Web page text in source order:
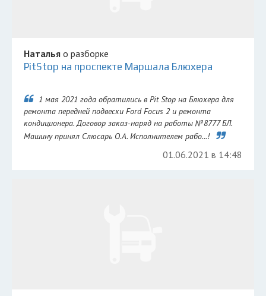
Наталья о разборке
PitStop на проспекте Маршала Блюхера
1 мая 2021 года обратились в Pit Stop на Блюхера для
ремонта передней подвески Ford Focus 2 и ремонта
кондиционера. Договор заказ-наряд на работы №8777 БЛ.
Машину принял Слюсарь О.А. Исполнителем рабо...!
01.06.2021 в 14:48